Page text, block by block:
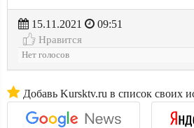
15.11.2021
09:51
Нравится
Нет голосов
Добавь Kursktv.ru в список своих